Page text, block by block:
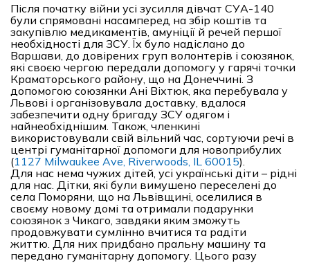
Після початку війни усі зусилля дівчат СУА-140
були спрямовані насамперед на збір коштів та
закупівлю медикаментів, амуніції й речей першої
необхідності для ЗСУ. Їх було надіслано до
Варшави, до довірених груп волонтерів і союзянок,
які своєю чергою передали допомогу у гарячі точки
Краматорського району, що на Донеччині. З
допомогою союзянки Ані Віхтюк, яка перебувала у
Львові і організовувала доставку, вдалося
забезпечити одну бригаду ЗСУ одягом і
найнеобхіднішим. Також, членкині
використовували свій вільний час, сортуючи речі в
центрі гуманітарної допомоги для новоприбулих
(1127 Milwaukee Ave, Riverwoods, IL 60015).
Для нас нема чужих дітей, усі українські діти – рідні
для нас. Дітки, які були вимушено переселені до
села Поморяни, що на Львівщині, оселилися в
своєму новому домі та отримали подарунки
союзянок з Чикаго, завдяки яким зможуть
продовжувати сумлінно вчитися та радіти
життю. Для них придбано пральну машину та
передано гуманітарну допомогу. Цього разу